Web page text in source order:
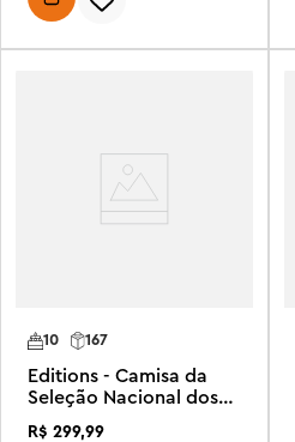
167
10
Editions - Camisa da
Seleção Nacional dos
R$ 299,99